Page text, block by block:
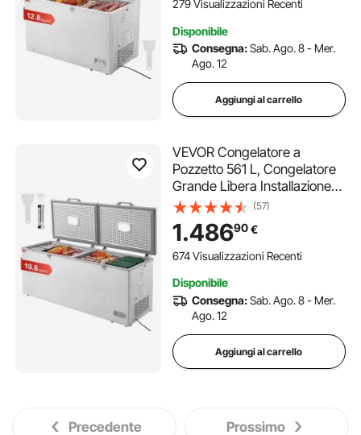
279 Visualizzazioni Recenti
Disponibile
Consegna:Sab. Ago. 8 - Mer.
Ago. 12
Aggiungi al carrello
VEVOR Congelatore a
Pozzetto 561 L, Congelatore
Grande Libera Installazione
Doppia Porta Superiore,
Temperatura Regolabile 7
Livelli, Illuminazione a LED 4
Cestelli Estraibili 6 Ruote
(57)
1.48690€
674 Visualizzazioni Recenti
Disponibile
Consegna:Sab. Ago. 8 - Mer.
Ago. 12
Aggiungi al carrello
Precedente Prossimo